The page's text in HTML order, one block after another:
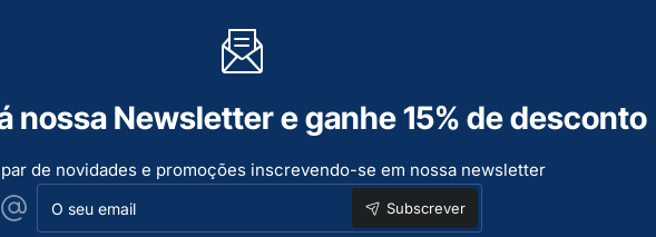
nossa Newsletter e ganhe 15% de desconto
de novidades e promoções inscrevendo-se em nossa newsletter
O
seu
email
Subscrever